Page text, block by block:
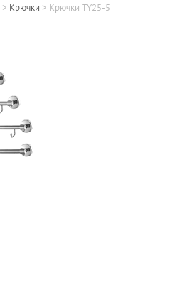
> Крючки > Крючки TY25-5